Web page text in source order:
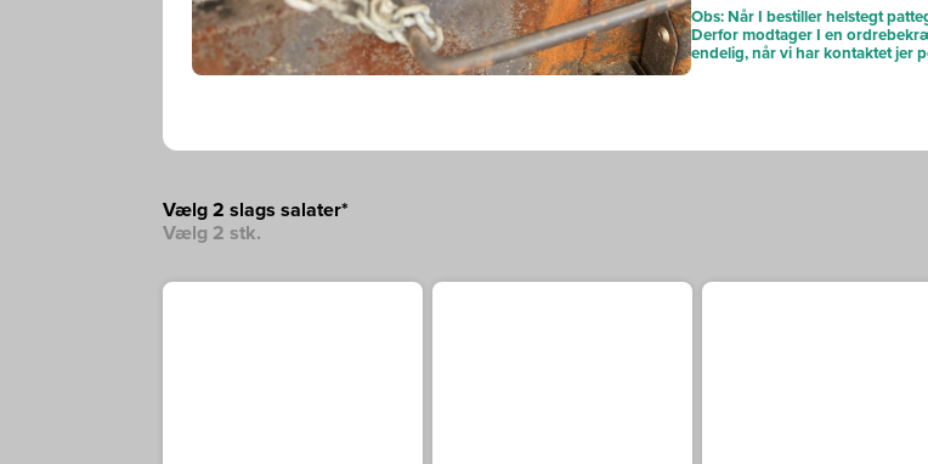
Obs: Når I bestiller helstegt
Derfor modtager I en
endelig, når vi har kontaktet jer
Vælg 2 slags salater*
Vælg 2 stk.